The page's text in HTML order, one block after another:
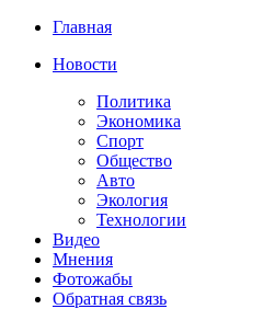
Главная
Новости
Политика
Экономика
Спорт
Общество
Авто
Экология
Технологии
Видео
Мнения
Фотожабы
Обратная связь